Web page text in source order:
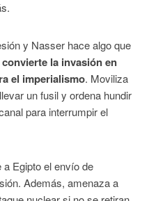
y Nasser hace algo que
convierte la invasión en
el imperialismo. Moviliza
un fusil y ordena hundir
para interrumpir el
Egipto el envío de
Además, amenaza a